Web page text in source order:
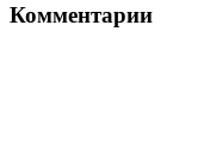
Комментарии